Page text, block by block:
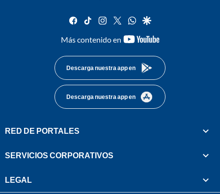
facebook
tiktok instagram
twitterwhatsapp
google
Más contenido en
youtube-
Descarga nuestra app en
Descarga nuestra app en
RED DE PORTALES
SERVICIOS CORPORATIVOS
LEGAL